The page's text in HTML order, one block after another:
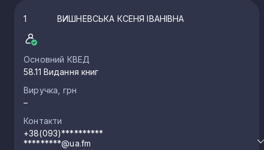
1 ВИШНЕВСЬКА КСЕНЯ ІВАНІВНА
Основний КВЕД
58.11 Видання книг
Виручка, грн
–
Контакти
+38(093)**********
*********@ua.fm